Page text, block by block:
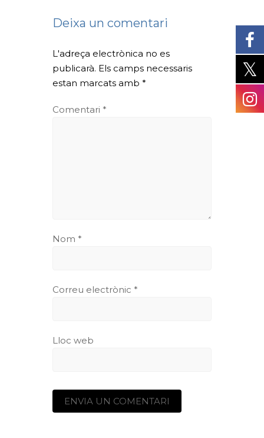
Deixa un comentari
L'adreça electrònica no es
publicarà. Els camps necessaris
estan marcats amb *
Comentari *
Nom *
Correu electrònic *
Lloc web